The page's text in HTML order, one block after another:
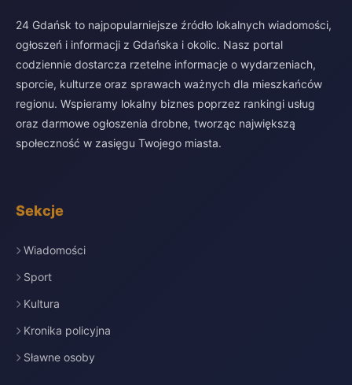
24 Gdańsk to najpopularniejsze źródło lokalnych wiadomości,
ogłoszeń i informacji z Gdańska i okolic. Nasz portal
codziennie dostarcza rzetelne informacje o wydarzeniach,
sporcie, kulturze oraz sprawach ważnych dla mieszkańców
regionu. Wspieramy lokalny biznes poprzez rankingi usług
oraz darmowe ogłoszenia drobne, tworząc największą
społeczność w zasięgu Twojego miasta.
Sekcje
Wiadomości
Sport
Kultura
Kronika policyjna
Sławne osoby